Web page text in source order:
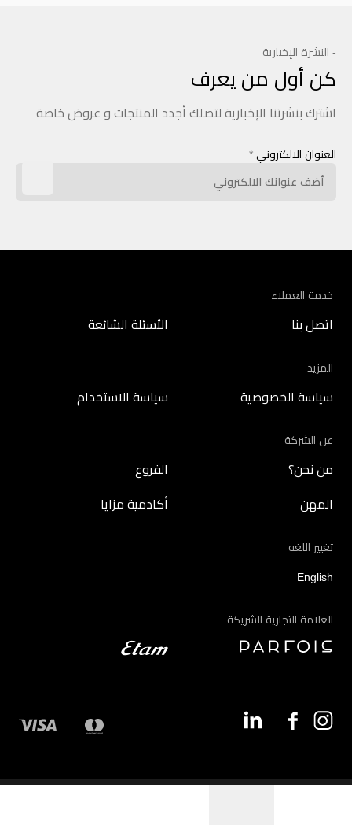
- النشرة الإخبارية
كن أول من يعرف
اشترك بنشرتنا الإخبارية لتصلك أجدد المنتجات و عروض خاصة
العنوان الالكتروني *
خدمة العملاء
اتصل بنا الأسئلة الشائعة
المزيد
سياسة الخصوصية سياسة الاستخدام
عن الشركة
من نحن؟ الفروع
المهن أكادمية مزايا
تغيير اللغه
English
العلامة التجارية الشريكة